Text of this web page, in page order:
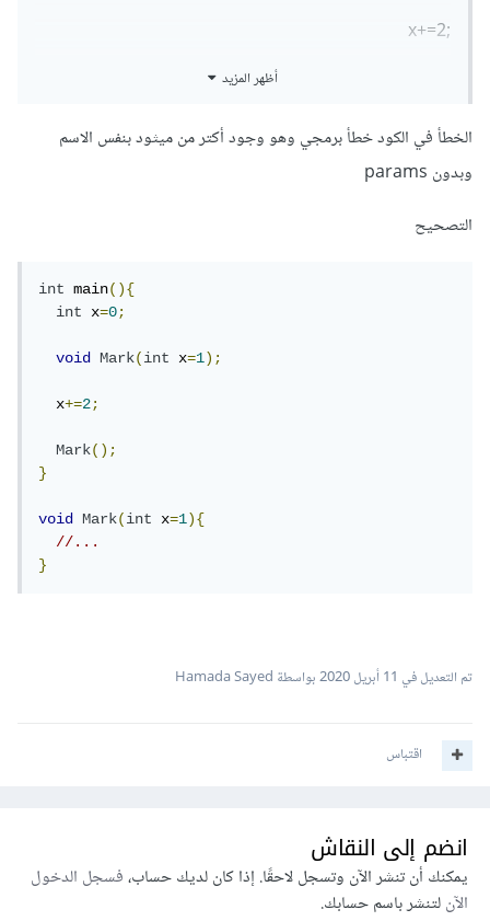
أظهر المزيد
الخطأ في الكود خطأ برمجي وهو وجود أكتر من ميثود بنفس الاسم
وبدون params
التصحيح
int main(){
int
x=0;
void Mark(int x=1);
  x
+=2;
Mark();
}
void Mark(int x=1){
//...
}
تم التعديل في 11 أبريل 2020 بواسطة Hamada Sayed
اقتباس
انضم إلى النقاش
يمكنك أن تنشر الآن وتسجل لاحقًا. إذا كان لديك حساب،فسجل الدخول
الآنلتنشر باسم حسابك.